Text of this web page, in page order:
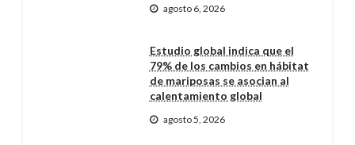
agosto 6, 2026
Estudio global indica que el
79% de los cambios en hábitat
de mariposas se asocian al
calentamiento global
agosto 5, 2026